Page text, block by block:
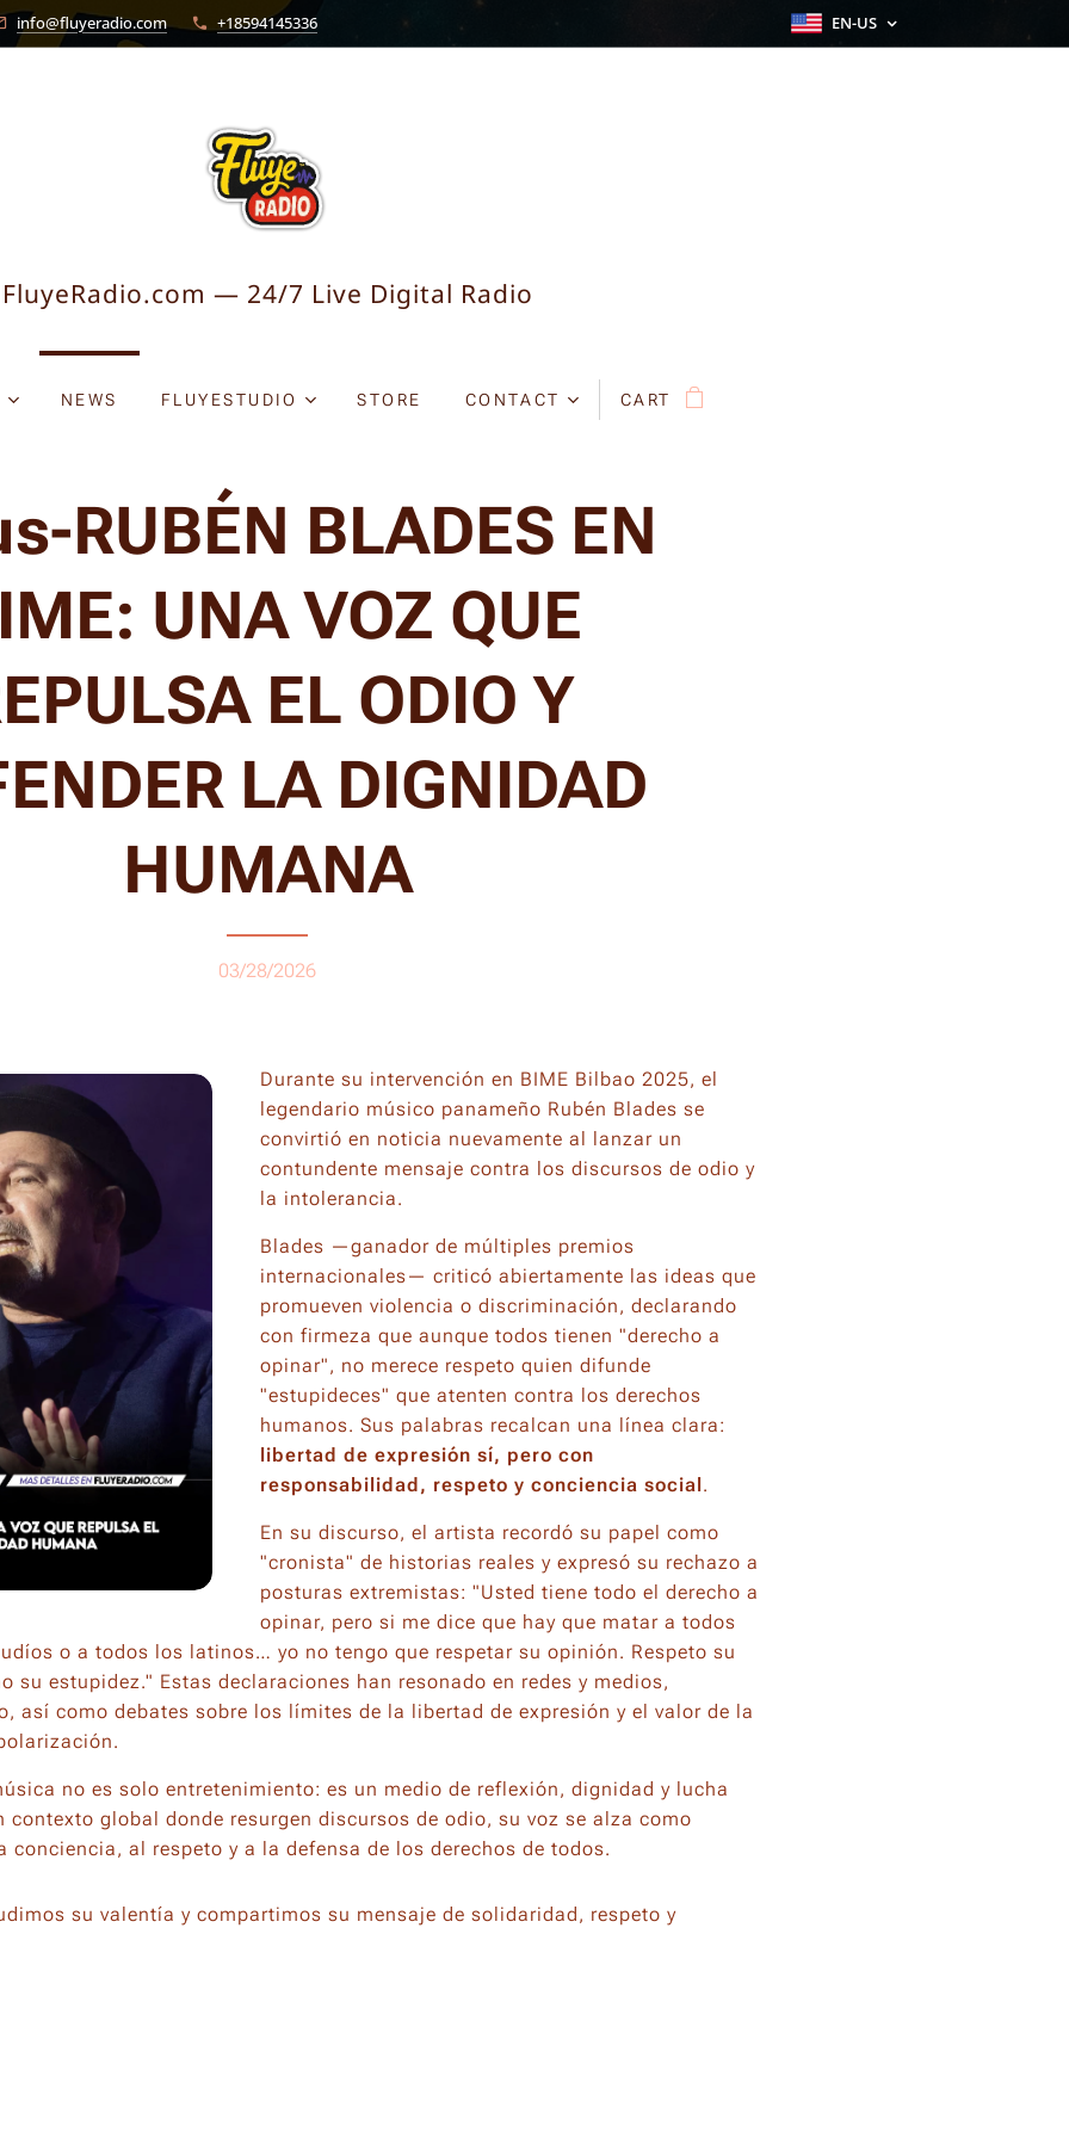
info@fluyeradio.com +18594145336 EN-US
FluyeRadio.com — 24/7 Live Digital Radio
NEWS FLUYESTUDIO STORE CONTACT CART
RUBÉN BLADES EN
UNA VOZ QUE
EL ODIO Y
LA DIGNIDAD
HUMANA
03/28/2026
Durante su intervención en BIME Bilbao 2025, el
legendario músico panameño Rubén Blades se
convirtió en noticia nuevamente al lanzar un
contundente mensaje contra los discursos de odio y
la intolerancia.
Blades —ganador de múltiples premios
internacionales— criticó abiertamente las ideas que
promueven violencia o discriminación, declarando
con firmeza que aunque todos tienen "derecho a
opinar", no merece respeto quien difunde
"estupideces" que atenten contra los derechos
humanos. Sus palabras recalcan una línea clara:
libertad de expresión sí, pero con
responsabilidad, respeto y conciencia social.
En su discurso, el artista recordó su papel como
"cronista" de historias reales y expresó su rechazo a
posturas extremistas: "Usted tiene todo el derecho a
opinar, pero si me dice que hay que matar a todos
o a todos los latinos… yo no tengo que respetar su opinión. Respeto su
su estupidez." Estas declaraciones han resonado en redes y medios,
así como debates sobre los límites de la libertad de expresión y el valor de la
no es solo entretenimiento: es un medio de reflexión, dignidad y lucha
contexto global donde resurgen discursos de odio, su voz se alza como
conciencia, al respeto y a la defensa de los derechos de todos.
su valentía y compartimos su mensaje de solidaridad, respeto y